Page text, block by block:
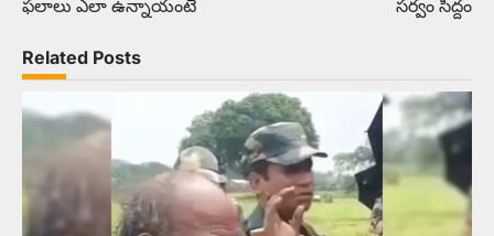
ఫలాలు ఎలా ఉన్నాయంటే
సర్వం సిద్దం
Related Posts